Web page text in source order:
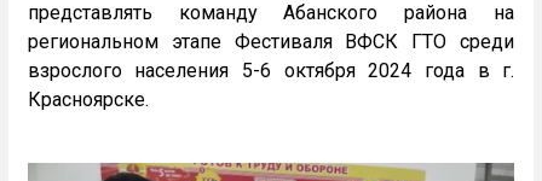
представлять команду Абанского района на
региональном этапе Фестиваля ВФСК ГТО среди
взрослого населения 5-6 октября 2024 года в г.
Красноярске.